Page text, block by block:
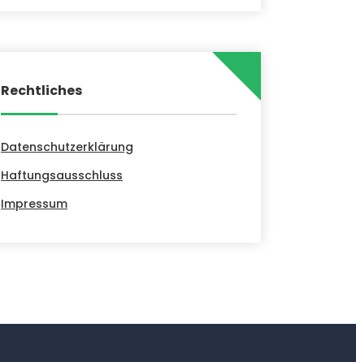
Rechtliches
Datenschutzerklärung
Haftungsausschluss
Impressum